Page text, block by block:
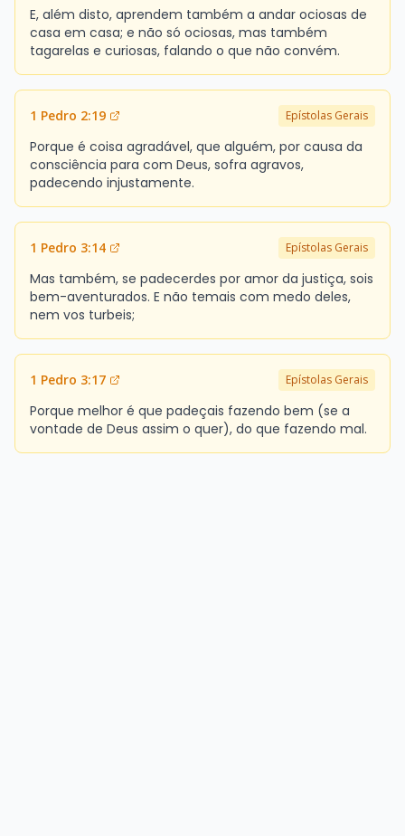
E, além disto, aprendem também a andar ociosas de
casa em casa; e não só ociosas, mas também
tagarelas e curiosas, falando o que não convém.
1 Pedro 2:19 Epístolas Gerais
Porque é coisa agradável, que alguém, por causa da
consciência para com Deus, sofra agravos,
padecendo injustamente.
1 Pedro 3:14 Epístolas Gerais
Mas também, se padecerdes por amor da justiça, sois
bem-aventurados. E não temais com medo deles,
nem vos turbeis;
1 Pedro 3:17 Epístolas Gerais
Porque melhor é que padeçais fazendo bem (se a
vontade de Deus assim o quer), do que fazendo mal.